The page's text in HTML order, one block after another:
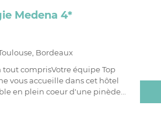
Medena 4*
Bordeaux
tout comprisVotre équipe Top
vous accueille dans cet hôtel
en plein coeur d'une pinède...